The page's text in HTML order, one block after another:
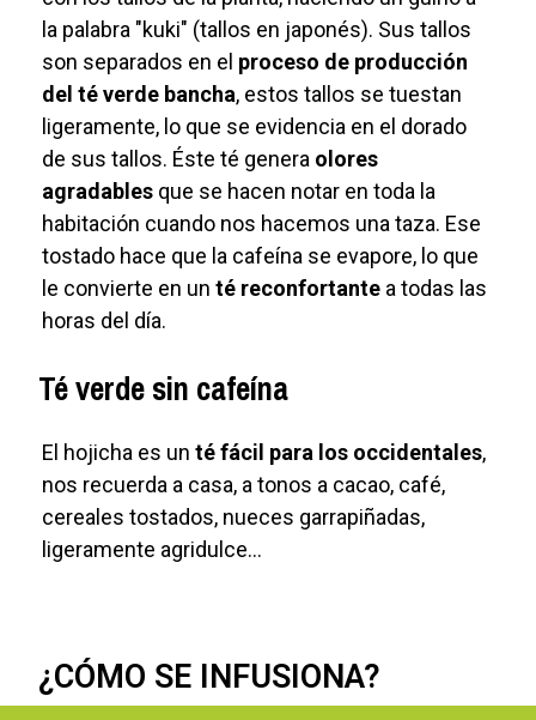
la palabra "kuki" (tallos en japonés). Sus tallos
son separados en el proceso de producción
del té verde bancha, estos tallos se tuestan
ligeramente, lo que se evidencia en el dorado
de sus tallos. Éste té genera olores
agradables que se hacen notar en toda la
habitación cuando nos hacemos una taza. Ese
tostado hace que la cafeína se evapore, lo que
le convierte en unté reconfortante a todas las
horas del día.
Té verde sin cafeína
El hojicha es unté fácil para los occidentales,
nos recuerda a casa, a tonos a cacao, café,
cereales tostados, nueces garrapiñadas,
ligeramente agridulce...
¿CÓMO SE INFUSIONA?